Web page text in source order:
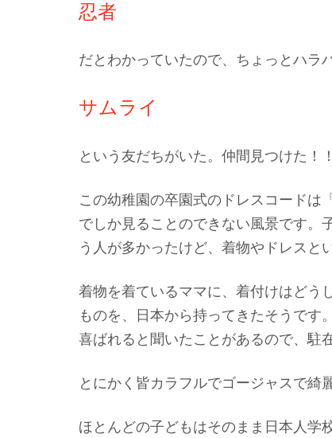
忍者
だとわかっていたので、ちょっとハラ
サムライ
という友だちがいた。仲間見つけた！
この幼稚園の卒園式のドレスコードは
でしか見ることのできない風景です。
う人が多かったけど、着物やドレスと
着物を着ているママに、着付けはどう
ものを、日本から持ってきたそうです
喜ばれると聞いたことがあるので、駐
とにかく皆カラフルでゴージャスで綺
ほとんどの子どもはそのまま日本人学